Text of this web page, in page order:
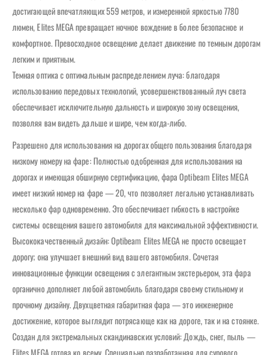
достигающей впечатляющих 559 метров, и измеренной яркостью 7780
люмен, Elites MEGA превращает ночное вождение в более безопасное и
комфортное. Превосходное освещение делает движение по темным дорогам
легким и приятным.
Темная оптика с оптимальным распределением луча: благодаря
использованию передовых технологий, усовершенствованный луч света
обеспечивает исключительную дальность и широкую зону освещения,
позволяя вам видеть дальше и шире, чем когда-либо.
Разрешено для использования на дорогах общего пользования благодаря
низкому номеру на фаре: Полностью одобренная для использования на
дорогах и имеющая обширную сертификацию, фара Optibeam Elites MEGA
имеет низкий номер на фаре — 20, что позволяет легально устанавливать
несколько фар одновременно. Это обеспечивает гибкость в настройке
системы освещения вашего автомобиля для максимальной эффективности.
Высококачественный дизайн: Optibeam Elites MEGA не просто освещает
дорогу; она улучшает внешний вид вашего автомобиля. Сочетая
инновационные функции освещения с элегантным экстерьером, эта фара
органично дополняет любой автомобиль благодаря своему стильному и
прочному дизайну. Двухцветная габаритная фара — это инженерное
достижение, которое выглядит потрясающе как на дороге, так и на стоянке.
Создан для экстремальных скандинавских условий: Дождь, снег, пыль —